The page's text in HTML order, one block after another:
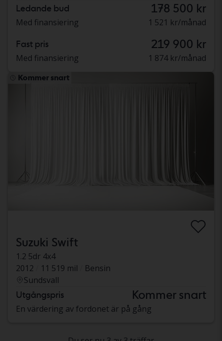
Ledande bud 178 500 kr
Med finansiering 1 521 kr/månad
Fast pris 219 900 kr
Med finansiering 1 874 kr/månad
Kommer snart
Suzuki Swift
1.2 5dr 4x4
2012
11 519 mil
Bensin
Sundsvall
Utgångspris Kommer snart
En värdering av fordonet är på gång